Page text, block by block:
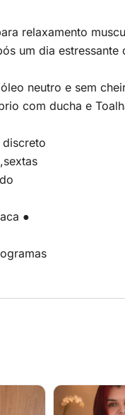
relaxamento
um dia estressante
neutro e sem
com ducha e
●